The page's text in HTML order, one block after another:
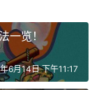
一览！
6月14日 下午11:17